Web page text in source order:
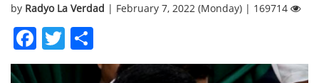
by Radyo La Verdad | February 7, 2022 (Monday) | 169714
Facebook
Twitter